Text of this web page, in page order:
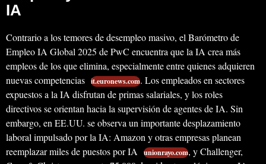
IA
Contrario a los temores de desempleo masivo, el Barómetro de
Empleo IA Global 2025 de PwC encuentra que la IA crea más
empleos de los que elimina, especialmente entre quienes adquieren
nuevas competencias it.euronews.com. Los empleados en sectores
expuestos a la IA disfrutan de primas salariales, y los roles
directivos se orientan hacia la supervisión de agentes de IA. Sin
embargo, en EE.UU. se observa un importante desplazamiento
laboral impulsado por la IA: Amazon y otras empresas planean
reemplazar miles de puestos por IA
unionrayo.com, y Challenger,